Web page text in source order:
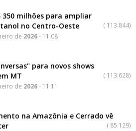
350 milhões para ampliar
no Centro-Oeste
( 113.844)
de 2026- 11:08
para novos shows
MT
( 113.628)
de 2026- 11:11
na Amazônia e Cerrado vê
( 85.129)